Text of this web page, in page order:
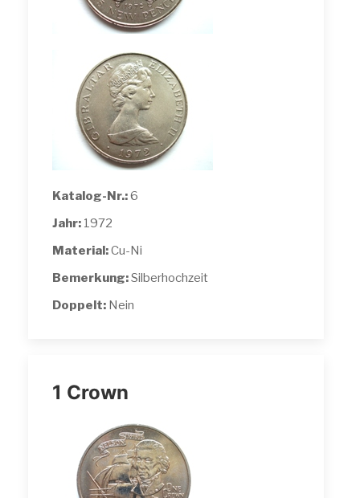
Katalog-Nr.:6
Jahr: 1972
Material:Cu-Ni
Bemerkung:Silberhochzeit
Doppelt: Nein
1 Crown